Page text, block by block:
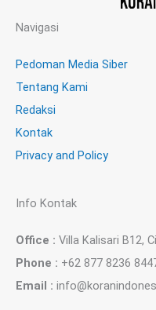
Navigasi
Pedoman Media Siber
Tentang Kami
Redaksi
Kontak
Privacy and Policy
Info Kontak
Office : Villa Kalisari B12,
Phone : +62 877 8236
Email :